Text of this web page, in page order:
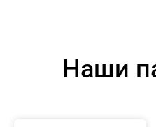
Наши